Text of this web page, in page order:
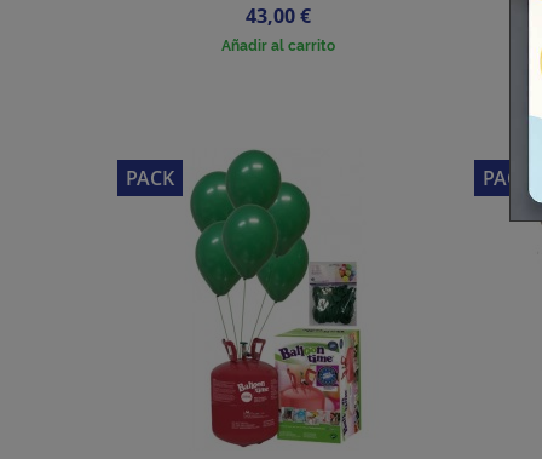
Precio
43,00 €
Añadir al carrito
PACK PACK